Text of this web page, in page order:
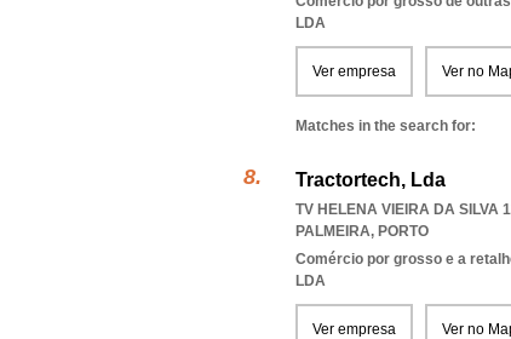
LDA
Ver empresa Ver no
Matches in the search for:
Tractortech, Lda
TV HELENA VIEIRA DA SILVA
PALMEIRA, PORTO
Comércio por grosso e a
LDA
Ver empresa Ver no